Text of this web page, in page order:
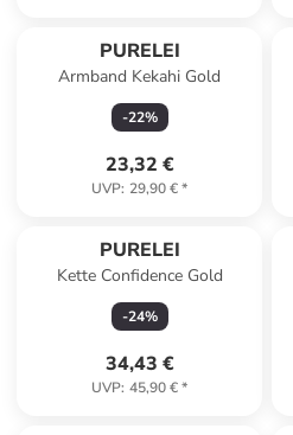
PURELEI
Armband Kekahi Gold
-22%
23,32 €
UVP: 29,90 €*
PURELEI
Kette Confidence Gold
-24%
34,43 €
UVP: 45,90 €*